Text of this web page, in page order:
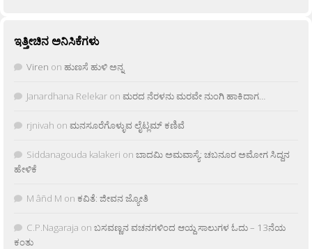
ಇತ್ತೀಚಿನ ಅನಿಸಿಕೆಗಳು
Viren on ಹುಣಸೆ ಹುಳಿ ಅನ್ನ
Janardhana Relekar on ಮರದ ನೆರಳನು ಮರವೇ ನುಂಗಿ ಹಾಕಿದಾಗ…
rjnivah on ಮನಸೂರೆಗೊಳ್ಳುವ ಲೈಟ್ಲಮ್ ಕಣಿವೆ
Siddanagouda kalakeri on ಬಾದಮಿ ಅಮವಾಸ್ಯೆ: ಚಬನೂರ ಅಮೋಗ ಸಿದ್ದನ
ಹೇಳಿಕೆ
M âñd M on ಕವಿತೆ: ಜೀವನ ಜ್ಯೋತಿ
C.P.Nagaraja on ಬಸವಣ್ಣನ ವಚನಗಳಿಂದ ಆಯ್ದ ಸಾಲುಗಳ ಓದು – 13ನೆಯ
ಕಂತು